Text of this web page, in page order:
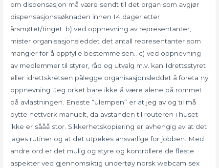
om dispensasjon må være sendt til det organ som avgjør
dispensasjonssøknaden innen 14 dager etter
årsmøtet/tinget. b) ved oppnevning av representanter,
mister organisasjonsleddet det antall representanter som
mangler for å oppfylle bestemmelsen.. c) ved oppnevning
av medlemmer til styrer, råd og utvalg m.v. kan Idrettsstyret
eller idrettskretsen pålegge organisasjonsleddet å foreta ny
oppnevning. Jeg orket bare ikke å være alene på rommet
på avlastningen. Eneste “ulempen” er at jeg av og til må
bytte nettverk manuelt, da avstanden til routeren i huset
ikke er sååå stor. Sikkerhetskopiering er avhengig av at det
lages rutiner og at det utpekes ansvarlige for jobben. Med
andre ord er det mulig og styre og kontrollere de fleste
aspekter ved gjennomsiktig undertøy norsk webcam sex